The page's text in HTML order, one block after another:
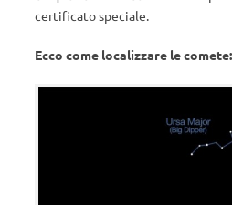
certificato speciale.
Ecco come localizzare le comete: